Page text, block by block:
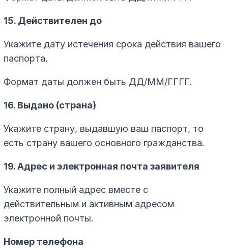
15. Действителен до
Укажите дату истечения срока действия вашего
паспорта.
Формат даты должен быть ДД/ММ/ГГГГ.
16. Выдано (страна)
Укажите страну, выдавшую ваш паспорт, то
есть страну вашего основного гражданства.
19. Адрес и электронная почта заявителя
Укажите полный адрес вместе с
действительным и активным адресом
электронной почты.
Номер телефона